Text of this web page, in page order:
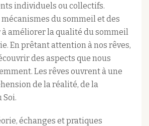
individuels ou collectifs.
du sommeil et des
améliorer la qualité du sommeil
En prêtant attention à nos rêves,
des aspects que nous
Les rêves ouvrent à une
de la réalité, de la
Soi.
échanges et pratiques